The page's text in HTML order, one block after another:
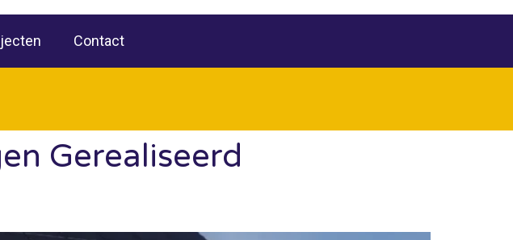
Contact
Gerealiseerd